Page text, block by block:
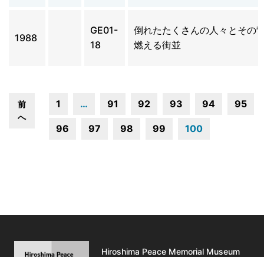
1988
GE01-
18
倒れたたくさんの人々とその
燃える街並
前
へ
1 … 91 92 93 94 95
96 97 98 99 100
Hiroshima Peace Memorial Museum